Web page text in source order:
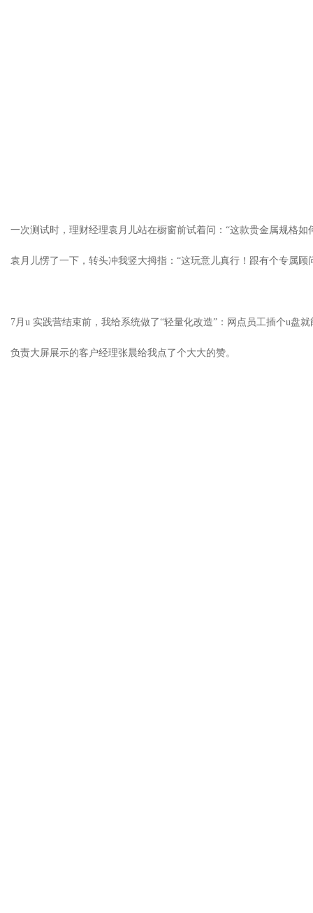
一次测试时，理财经理袁月儿站在橱窗前试着问：“这款贵金属规格
袁月儿愣了一下，转头冲我竖大拇指：“这玩意儿真行！跟有个专属顾
7月u 实践营结束前，我给系统做了“轻量化改造”：网点员工插个u盘
负责大屏展示的客户经理张晨给我点了个大大的赞。